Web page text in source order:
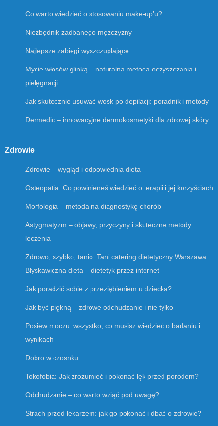
Co warto wiedzieć o stosowaniu make-up’u?
Niezbędnik zadbanego mężczyzny
Najlepsze zabiegi wyszczuplające
Mycie włosów glinką – naturalna metoda oczyszczania i
pielęgnacji
Jak skutecznie usuwać wosk po depilacji: poradnik i metody
Dermedic – innowacyjne dermokosmetyki dla zdrowej skóry
Zdrowie
Zdrowie – wygląd i odpowiednia dieta
Osteopatia: Co powinieneś wiedzieć o terapii i jej korzyściach
Morfologia – metoda na diagnostykę chorób
Astygmatyzm – objawy, przyczyny i skuteczne metody
leczenia
Zdrowo, szybko, tanio. Tani catering dietetyczny Warszawa.
Błyskawiczna dieta – dietetyk przez internet
Jak poradzić sobie z przeziębieniem u dziecka?
Jak być piękną – zdrowe odchudzanie i nie tylko
Posiew moczu: wszystko, co musisz wiedzieć o badaniu i
wynikach
Dobro w czosnku
Tokofobia: Jak zrozumieć i pokonać lęk przed porodem?
Odchudzanie – co warto wziąć pod uwagę?
Strach przed lekarzem: jak go pokonać i dbać o zdrowie?